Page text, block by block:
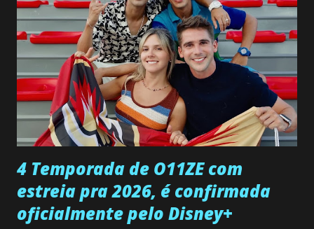
entra no quarto de Gabriel e imagina como seria o
encontro deles, quando conseguir seduzi-lo. Manuel avisa a
Paula sobre a suposta infidelidade de Gabriel com Joana.
Rogerio consegue se livrar de todas as suspeitas pelo
desaparecimento de Francisco, apontando que ele poderia
ter sido vítima da fúria de Gabriel. Artur informa a Gabriel
que a clínica inseminou por engano outra paciente, que está
...
4 Temporada de O11ZE com
estreia pra 2026, é confirmada
oficialmente pelo Disney+